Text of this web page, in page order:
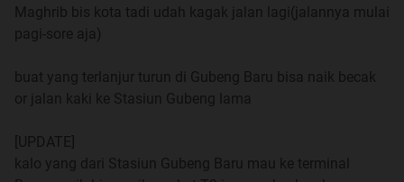
Maghrib bis kota tadi udah kagak jalan lagi(jalannya mulai
pagi-sore aja)
buat yang terlanjur turun di Gubeng Baru bisa naik becak
or jalan kaki ke Stasiun Gubeng lama
[UPDATE]
kalo yang dari Stasiun Gubeng Baru mau ke terminal